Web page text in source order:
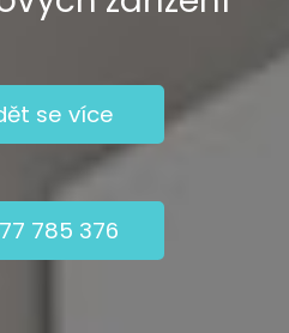
se více
785 376